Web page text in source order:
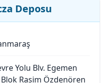
Deposu
Yolu Blv. Egemen
Blok Rasim Özdenören